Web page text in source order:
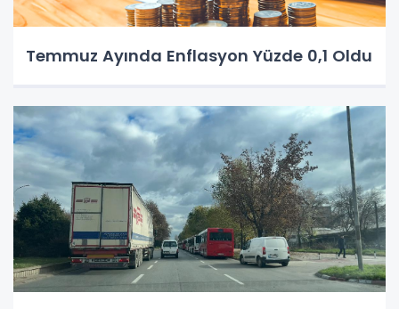
Temmuz Ayında Enflasyon Yüzde 0,1 Oldu